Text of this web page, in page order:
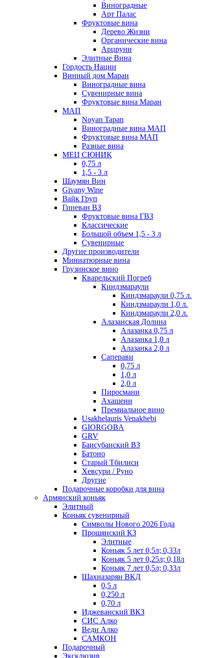
Виноградные
Арт Палас
Фруктовые вина
Дерево Жизни
Органические вина
Арцруни
Элитные Вина
Гордость Нации
Винный дом Маран
Виноградные вина
Сувенирные вина
Фруктовые вина Маран
МАП
Noyan Tapan
Виноградные вина МАП
Фруктовые вина МАП
Разные вина
МЕЦ СЮНИК
0,75 л
1,5 - 3 л
Шаумян Вин
Givany Wine
Вайк Груп
Гиневан ВЗ
Фруктовые вина ГВЗ
Классические
Большой объем 1,5 - 3 л
Сувенирные
Другие производители
Миниатюрные вина
Грузинское вино
Кварельский Погреб
Киндзмараули
Киндзмараули 0,75 л.
Киндзмараули 1,0 л.
Киндзмараули 2,0 л.
Алазанская Долина
Алазанка 0,75 л
Алазанка 1,0 л
Алазанка 2,0 л
Саперави
0,75 л
1,0 л
2,0 л
Пиросмани
Ахашени
Премиальное вино
Usakhelauris Venakhebi
GIORGOBA
GRV
Баисубанский ВЗ
Батоно
Старый Тбилиси
Хевсури / Руно
Другие
Подарочные коробки для вина
Армянский коньяк
Элитный
Коньяк сувенирный
Символы Нового 2026 Года
Прошянский КЗ
Элитные
Коньяк 5 лет 0,5л; 0,33л
Коньяк 5 лет 0,25л; 0,18л
Коньяк 7 лет 0,5л; 0,33л
Шахназарян ВКД
0,5 л
0,250 л
0,70 л
Иджеванский ВКЗ
СИС Алко
Веди Алко
САМКОН
Подарочный
Эксклюзив